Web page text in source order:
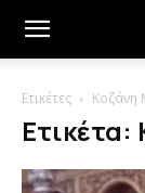
Ετικέτες Κοζάνη